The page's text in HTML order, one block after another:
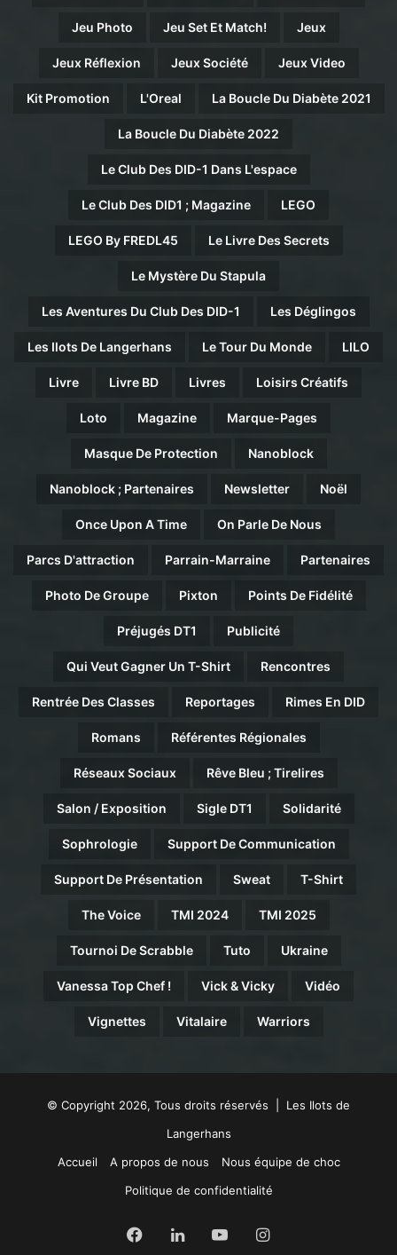
Jeu Photo Jeu Set Et Match! Jeux
Jeux Réflexion Jeux Société Jeux Video
Kit Promotion L'Oreal La Boucle Du Diabète 2021
La Boucle Du Diabète 2022
Le Club Des DID-1 Dans L'espace
Le Club Des DID1 ; Magazine LEGO
LEGO By FREDL45 Le Livre Des Secrets
Le Mystère Du Stapula
Les Aventures Du Club Des DID-1 Les Déglingos
Les Ilots De Langerhans Le Tour Du Monde LILO
Livre Livre BD Livres Loisirs Créatifs
Loto Magazine Marque-Pages
Masque De Protection Nanoblock
Nanoblock ; Partenaires Newsletter Noël
Once Upon A Time On Parle De Nous
Parcs D'attraction Parrain-Marraine Partenaires
Photo De Groupe Pixton Points De Fidélité
Préjugés DT1 Publicité
Qui Veut Gagner Un T-Shirt Rencontres
Rentrée Des Classes Reportages Rimes En DID
Romans Référentes Régionales
Réseaux Sociaux Rêve Bleu ; Tirelires
Salon / Exposition Sigle DT1 Solidarité
Sophrologie Support De Communication
Support De Présentation Sweat T-Shirt
The Voice TMI 2024 TMI 2025
Tournoi De Scrabble Tuto Ukraine
Vanessa Top Chef ! Vick & Vicky Vidéo
Vignettes Vitalaire Warriors
© Copyright 2026, Tous droits réservés | Les Ilots de
Langerhans
Accueil
A propos de nous
Nous équipe de choc
Politique de confidentialité
Facebook
LinkedinYouTubeInstagram